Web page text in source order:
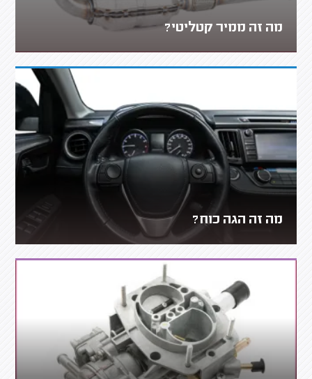
מה זה ממיר קטליטי?
מה זה הגה כוח?